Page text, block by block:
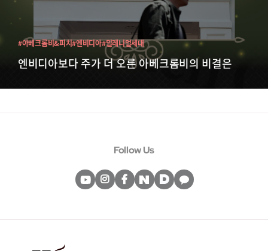
엔비디아보다 주가 더 오른 아베크롬비의 비결은
#아베크롬비&피치#엔비디아#밀레니얼세대
Follow Us